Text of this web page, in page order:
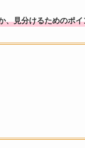
、見分けるためのポ